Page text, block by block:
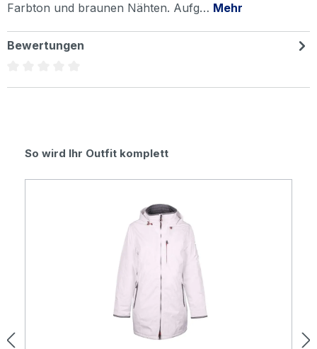
Farbton und braunen Nähten. Aufg… Mehr
Bewertungen
Produktgalerie überspringen
So wird Ihr Outfit komplett